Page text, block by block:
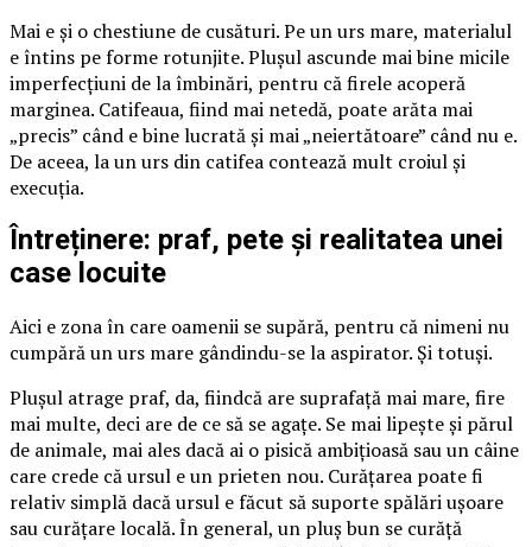
Mai e și o chestiune de cusături. Pe un urs mare, materialul
e întins pe forme rotunjite. Plușul ascunde mai bine micile
imperfecțiuni de la îmbinări, pentru că firele acoperă
marginea. Catifeaua, fiind mai netedă, poate arăta mai
„precis” când e bine lucrată și mai „neiertătoare” când nu e.
De aceea, la un urs din catifea contează mult croiul și
execuția.
Întreținere: praf, pete și realitatea unei
case locuite
Aici e zona în care oamenii se supără, pentru că nimeni nu
cumpără un urs mare gândindu-se la aspirator. Și totuși.
Plușul atrage praf, da, fiindcă are suprafață mai mare, fire
mai multe, deci are de ce să se agațe. Se mai lipește și părul
de animale, mai ales dacă ai o pisică ambițioasă sau un câine
care crede că ursul e un prieten nou. Curățarea poate fi
relativ simplă dacă ursul e făcut să suporte spălări ușoare
sau curățare locală. În general, un pluș bun se curăță